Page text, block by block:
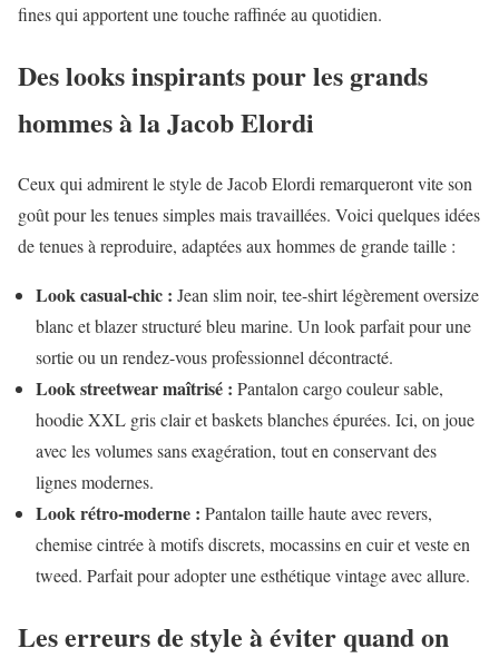
fines qui apportent une touche raffinée au quotidien.
Des looks inspirants pour les grands
hommes à la Jacob Elordi
Ceux qui admirent le style de Jacob Elordi remarqueront vite son
goût pour les tenues simples mais travaillées. Voici quelques idées
de tenues à reproduire, adaptées aux hommes de grande taille :
Look casual-chic : Jean slim noir, tee-shirt légèrement oversize
blanc et blazer structuré bleu marine. Un look parfait pour une
sortie ou un rendez-vous professionnel décontracté.
Look streetwear maîtrisé : Pantalon cargo couleur sable,
hoodie XXL gris clair et baskets blanches épurées. Ici, on joue
avec les volumes sans exagération, tout en conservant des
lignes modernes.
Look rétro-moderne : Pantalon taille haute avec revers,
chemise cintrée à motifs discrets, mocassins en cuir et veste en
tweed. Parfait pour adopter une esthétique vintage avec allure.
Les erreurs de style à éviter quand on